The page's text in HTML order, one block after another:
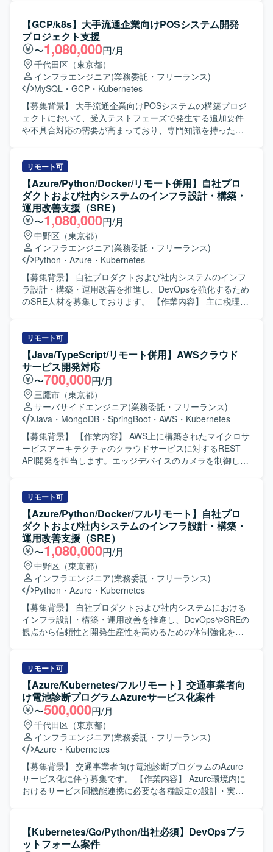
自己組織化されたチームを維持・拡大していくことが課題
となっております。 【作業内容】 マイクロサービスをター
ゲットとした少人数のチームで、ペアプログラミングまた
はモブプログラミングを行いながら、各種プロダクトの開
発を行います。チームごとに使用する技術やプログラミン
グ言語は異なりますが、担当に縛られず、アプリケーショ
ンを構築するために必要なことをチーム全員で行っていた
だきます。サービス開始から10年以上経過したモノリシッ
クなアプリケーションについて、マイクロサービス化やマ
イクロフロントエンド化を進めていきます。採用する技術
好きでたまらず、新しいことに挑戦することを躊躇しない
方を求めております。ユーザーに良いものを届け続けたい
という思いを持ち、チームで協力しながら開発に取り組め
る方にマッチする環境です。勇気を持って挑戦できるチー
ムやプロダクトの土壌づくりに主体的に関わっていただけ
る方を歓迎いたします。 【ポジションの魅力】 アジャイル
ソフトウェア開発をベースとした開発スタイルの中で、ペ
アプログラミングやモブプログラミング、テスト駆動開
発、ドメイン駆動開発、リファクタリングといったプラク
ティスを重視した開発に携わることができます。モノリシ
ックなアーキテクチャからマイクロサービスへの移行を推
進する過程に関わることで、技術選定やアーキテクチャ設
クを経験できる点も大きな魅力です。 【開発環境】 言語は
Kotlin、Clojure、Dart、Rust、Elixir、Scala、Go、Java、
TypeScript、JavaScript、Python などを利用しておりま
す。サーバOSは Ubuntu、CentOS、Debian、CoreOS、
RancherOS を利用しております。フレームワークは
AngularDart、Duct、Vue.js、Spring、React、Apache
Wicket、Seasar2 を採用しております。テストフレームワ
ークとして Gauge を利用し、RDB は PostgreSQL、
MySQL を利用しております。KVS は Aerospike、検索エン
ジンは Elasticsearch を利用しております。リポジトリ管理
は Bitbucket、バージョン管理は Git、Mercurial を利用して
ケストレーションは Kubernetes、サービスメッシュは
Istio、構成管理は Ansible を利用しております。コミュニケ
ーションには Slack を利用し、クラウドは GCP を利用して
おります。
【GCP/k8s】大手流通企業向けPOSシステム開発
プロジェクト支援
〜1,080,000円/月
千代田区（東京都）
インフラエンジニア(業務委託・フリーランス)
MySQL ・ GCP ・ Kubernetes
【募集背景】 大手流通企業向けPOSシステムの構築プロジ
ェクトにおいて、受入テストフェーズで発生する追加要件
や不具合対応の需要が高まっており、専門知識を持ったエ
にご参画いただきます。現在は受入テストフェーズにあ
り、テストで発生する追加要件や不具合に対する追加開発
や改修を並行して実施していただきます。ネットワークや
GCPに関する専門知識を活かしながら、既存の専門家チー
ムと連携し、システム品質の向上およびプロジェクトの円
滑な推進を支援していただきます。 【求める人物像】 クラ
ウド基盤やネットワーク技術に強みを持ち、自ら主体的に
課題を把握し改善に取り組んでいただける方を求めており
ます。チームメンバーや関係者とのコミュニケーションを
大切にし、連携しながらプロジェクトを前に進めていただ
ける方が望ましいです。 【ポジションの魅力】 大手流通企
業向けの大規模POSシステムに携わることで、GCPや
設計から運用まで幅広いフェーズに関与できるため、クラ
ウドネイティブ環境でのスキルや経験を一層高めていただ
けます。 【開発環境】 GCPを基盤としたクラウド環境、
Managed k8sによるマイクロサービスアーキテクチャ、
RDBMS（PostgresSQL、MySQL）およびNoSQL（AWS
dynamoDB、GCP firestore）を組み合わせた構成となって
おります。
リモート可
【Azure/Python/Docker/リモート併用】自社プロ
ダクトおよび社内システムのインフラ設計・構築・
運用改善支援（SRE）
〜1,080,000円/月
中野区（東京都）
インフラエンジニア(業務委託・フリーランス)
Python ・ Azure ・ Kubernetes
【募集背景】 自社プロダクトおよび社内システムのインフ
ラ設計・構築・運用改善を推進し、DevOpsを強化するため
のSRE人材を募集しております。 【作業内容】 主に税理
おいて、自社プロダクトおよび社内システムのインフラ設
計、構築、運用改善をリードしていただきます。 会計デー
タを扱う高いセキュリティ要件を満たしながら、開発チー
ムが迅速かつ安全にデプロイできる環境を構築していただ
きます。 SLI/SLOによる信頼性の指標化、IaCによる再現性
のある基盤づくり、監視・オブザーバビリティ基盤の整備
を通じて、属人化しない運用体制を組織に根付かせていた
だきます。 Azureを中心としたクラウドインフラの設計、
構築、運用を行っていただきます。 IaC（Infrastructure as
Code）の推進を行っていただきます。 Pythonによる運用自
動化ツールの開発を行っていただきます。 CI/CDパイプラ
チューニングを行っていただきます。 障害対応、インシデ
ント対応プロセスの整備と運用を行っていただきます。 SLI
/ SLO の導入、運用によるシステム信頼性の指標化と改善を
行っていただきます。 開発チームと連携したDevOps推進
を行っていただきます。 【求める人物像】 インフラ設計、
構築、運用改善を自律的にリードし、開発チームと協調し
ながらDevOpsやSREのプラクティスを組織に根付かせてい
ける方を求めております。 【ポジションの魅力】 会計デー
タを扱う高いセキュリティ要件のもとで、Azureを中心とし
たクラウドインフラやIaC、監視・オブザーバビリティなど
SRE領域の実践に幅広く関わることができるポジションで
す。 【開発環境】 Azureを中心としたクラウドインフラ、
る負荷分散、Azure Monitor / Application Insights を用いた
監視とアラートのコード化、PITRによるバックアップ・リ
ストア運用などの環境でご参画いただきます。
リモート可
【Java/TypeScript/リモート併用】AWSクラウド
サービス開発対応
〜700,000円/月
三鷹市（東京都）
サーバサイドエンジニア(業務委託・フリーランス)
Java ・ MongoDB ・ SpringBoot ・ AWS ・ Kubernetes
【募集背景】 【作業内容】 AWS上に構築されたマイクロサ
ービスアーキテクチャのクラウドサービスに対するREST
API開発を担当します。エッジデバイスのカメラを制御し、
める人物像】 【ポジションの魅力】 AWS上のマイクロサー
ビスアーキテクチャを用いたクラウドサービス開発に携わ
ることができます。 【開発環境】 AWS、Java、
JavaScript、TypeScript、Node.js、Spring Boot、
MongoDB、DynamoDBを使用します。
リモート可
【Azure/Python/Docker/フルリモート】自社プロ
ダクトおよび社内システムのインフラ設計・構築・
運用改善支援（SRE）
〜1,080,000円/月
中野区（東京都）
インフラエンジニア(業務委託・フリーランス)
Python ・ Azure ・ Kubernetes
【募集背景】 自社プロダクトおよび社内システムにおける
インフラ設計・構築・運用改善を推進し、DevOpsやSREの
観点から信頼性と開発生産性を高めるための体制強化を行
いただきます。会計データを扱う高いセキュリティ要件を
満たしながら、開発チームが迅速かつ安全にデプロイでき
る環境を構築していただきます。SLI/SLOによる信頼性の指
標化、IaCによる再現性のある基盤づくり、監視・オブザー
バビリティ基盤の整備を通じて、属人化しない運用体制を
組織に根付かせていただきます。 【求める人物像】 インフ
ラやSRE領域に強い関心を持ち、DevOpsの推進や運用改善
に主体的に取り組んでいただける方を求めています。開発
チームと連携しながら、信頼性向上とデリバリー速度の両
立を意識して行動できる方が望ましいです。 【ポジション
の魅力】 自社プロダクトと社内システムの双方に関わりな
という高いセキュリティ要件下での設計・運用経験を通じ
て、信頼性工学や運用自動化のスキルを幅広く身につけて
リモート可
【Azure/Kubernetes/フルリモート】交通事業者向
け電池診断プログラムAzureサービス化案件
〜500,000円/月
千代田区（東京都）
インフラエンジニア(業務委託・フリーランス)
Azure ・ Kubernetes
【募集背景】 交通事業者向け電池診断プログラムのAzure
サービス化に伴う募集です。 【作業内容】 Azure環境内に
おけるサービス間機能連携に必要な各種設定の設計・実装
ジャイルで進行する想定です。 【求める人物像】 Azure環
境におけるサービス連携の設計・実装を主体的に推進でき
【Kubernetes/Go/Python/出社必須】DevOpsプラ
ットフォーム案件